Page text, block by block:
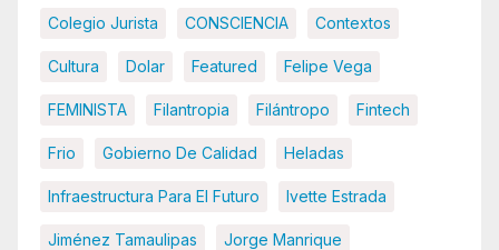
Colegio Jurista CONSCIENCIA Contextos
Cultura Dolar Featured Felipe Vega
FEMINISTA Filantropia Filántropo Fintech
Frio Gobierno De Calidad Heladas
Infraestructura Para El Futuro Ivette Estrada
Jiménez Tamaulipas Jorge Manrique